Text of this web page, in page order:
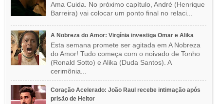
Ama Cuida. No próximo capítulo, André (Henrique
Barreira) vai colocar um ponto final no relaci...
A Nobreza do Amor: Virgínia investiga Omar e Alika
Esta semana promete ser agitada em A Nobreza
do Amor! Tudo começa com o noivado de Tonho
(Ronald Sotto) e Alika (Duda Santos). A
cerimônia...
Coração Acelerado: João Raul recebe intimação após
prisão de Heitor